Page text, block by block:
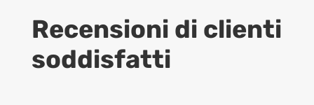
Recensioni di clienti
soddisfatti